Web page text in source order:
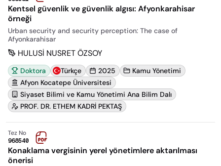
Kentsel güvenlik ve güvenlik algısı: Afyonkarahisar
örneği
Urban security and security perception: The case of
Afyonkarahisar
HULUSİ NUSRET ÖZSOY
Doktora Türkçe 2025
Kamu Yönetimi
Afyon Kocatepe Üniversitesi
Siyaset Bilimi ve Kamu Yönetimi Ana Bilim Dalı
PROF. DR. ETHEM KADRİ PEKTAŞ
Tez No
968540
Konaklama vergisinin yerel yönetimlere aktarılması
önerisi